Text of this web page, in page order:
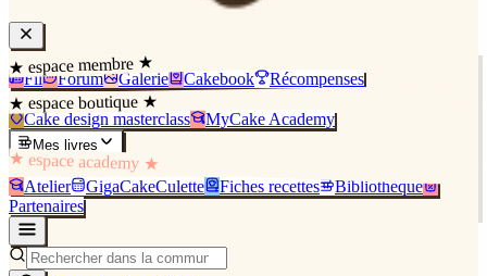
★ espace membre ★
Fil Forum Galerie Cakebook Récompenses
★ espace boutique ★
Cake design masterclass MyCake Academy
Mes livres
★ espace academy ★
Atelier GigaCakeCulette Fiches recettes
Bibliothèque
Partenaires